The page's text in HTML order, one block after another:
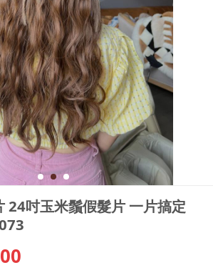
24吋玉米鬚假髮片 一片搞定